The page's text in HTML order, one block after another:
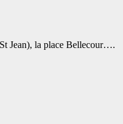
Jean), la place Bellecour….